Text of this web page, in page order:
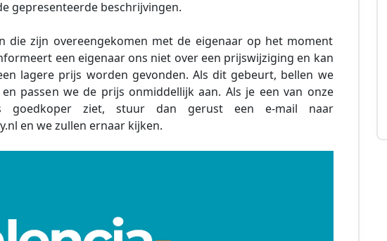
gepresenteerde beschrijvingen.
die zijn overeengekomen met de eigenaar op het moment
een eigenaar ons niet over een prijswijziging en kan
lagere prijs worden gevonden. Als dit gebeurt, bellen we
passen we de prijs onmiddellijk aan. Als je een van onze
goedkoper ziet, stuur dan gerust een e-mail naar
en we zullen ernaar kijken.